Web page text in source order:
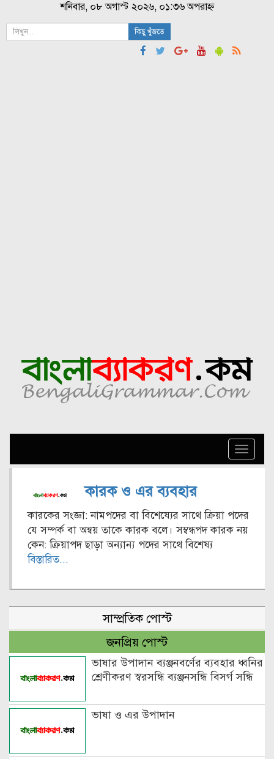
শনিবার, ০৮ অগাস্ট ২০২৬, ০১:৩৬ অপরাহ্ন
কিছু খুঁজতে
Toggle
কারক ও এর ব্যবহার
কারকের সংজ্ঞা: নামপদের বা বিশেষ্যের সাথে ক্রিয়া পদের
যে সম্পর্ক বা অন্বয় তাকে কারক বলে। সম্বন্ধপদ কারক নয়
কেন: ক্রিয়াপদ ছাড়া অন্যান্য পদের সাথে বিশেষ্য
বিস্তারিত...
সাম্প্রতিক পোস্ট
জনপ্রিয় পোস্ট
ভাষার উপাদান ব্যঞ্জনবর্ণের ব্যবহার ধ্বনির
শ্রেণীকরণ স্বরসন্ধি ব্যঞ্জনসন্ধি বিসর্গ সন্ধি
ভাষা ও এর উপাদান